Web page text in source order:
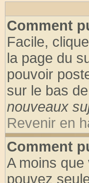
Comment
Facile,
la page du
pouvoir
sur le bas
nouveaux
Revenir en
Comment
A moins
pouvez